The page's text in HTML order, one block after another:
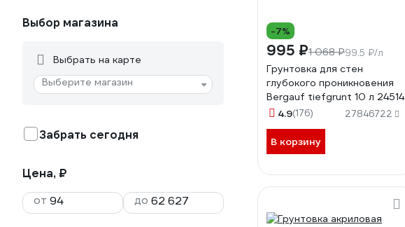
Выбор магазина
Выбрать на карте
Выберите магазин
Забрать сегодня
Цена, ₽
от
до
-7%
995 ₽1 068 ₽99.5 ₽/л
Грунтовка для стен
глубокого проникновения
Bergauf tiefgrunt 10 л 24514
4.9(176) 27846722
В корзину